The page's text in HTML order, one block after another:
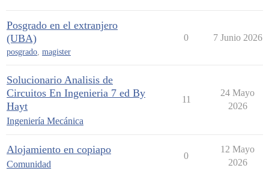
Posgrado en el extranjero
(UBA)
posgrado, magister
0 7 Junio 2026
Solucionario Analisis de
Circuitos En Ingenieria 7 ed By
Hayt
Ingeniería Mecánica
11
24 Mayo
2026
Alojamiento en copiapo
Comunidad
0
12 Mayo
2026